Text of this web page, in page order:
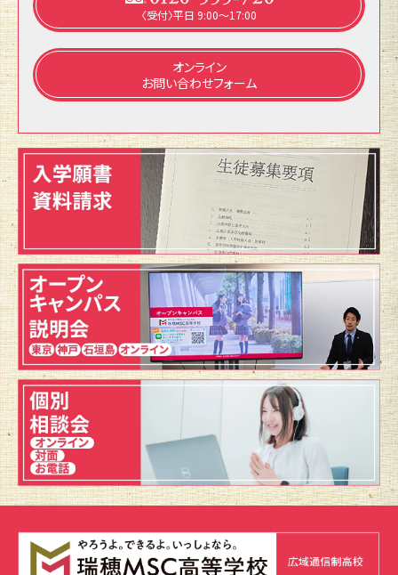
〈受付〉平日 9:00～17:00
オンライン
お問い合わせフォーム